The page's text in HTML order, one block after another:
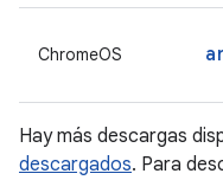
ChromeOS
Hay más descargas
descargados. Para